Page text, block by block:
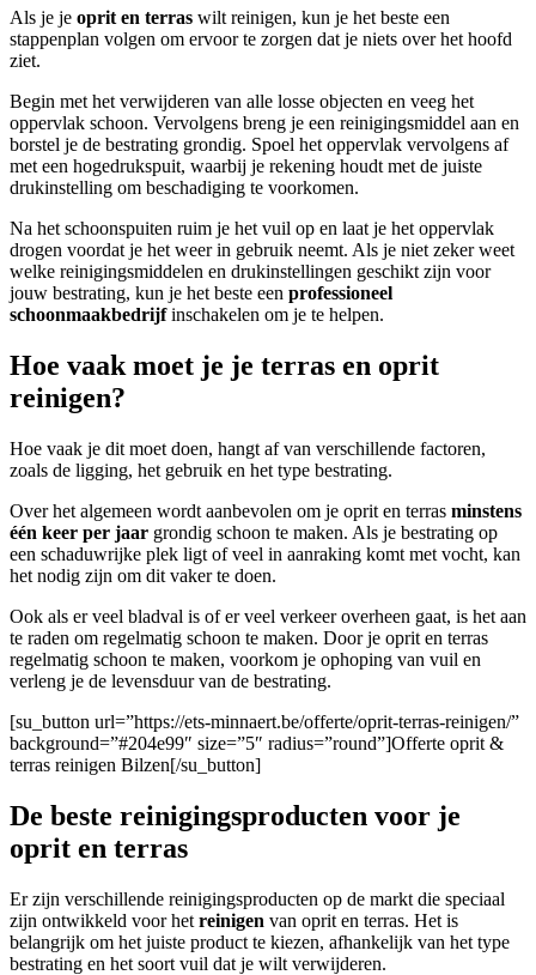
Als je je oprit en terras wilt reinigen, kun je het beste een
stappenplan volgen om ervoor te zorgen dat je niets over het hoofd
ziet.
Begin met het verwijderen van alle losse objecten en veeg het
oppervlak schoon. Vervolgens breng je een reinigingsmiddel aan en
borstel je de bestrating grondig. Spoel het oppervlak vervolgens af
met een hogedrukspuit, waarbij je rekening houdt met de juiste
drukinstelling om beschadiging te voorkomen.
Na het schoonspuiten ruim je het vuil op en laat je het oppervlak
drogen voordat je het weer in gebruik neemt. Als je niet zeker weet
welke reinigingsmiddelen en drukinstellingen geschikt zijn voor
jouw bestrating, kun je het beste een professioneel
schoonmaakbedrijfinschakelen om je te helpen.
Hoe vaak moet je je terras en oprit
reinigen?
Hoe vaak je dit moet doen, hangt af van verschillende factoren,
zoals de ligging, het gebruik en het type bestrating.
Over het algemeen wordt aanbevolen om je oprit en terras minstens
één keer per jaar grondig schoon te maken. Als je bestrating op
een schaduwrijke plek ligt of veel in aanraking komt met vocht, kan
het nodig zijn om dit vaker te doen.
Ook als er veel bladval is of er veel verkeer overheen gaat, is het aan
te raden om regelmatig schoon te maken. Door je oprit en terras
regelmatig schoon te maken, voorkom je ophoping van vuil en
verleng je de levensduur van de bestrating.
[su_button url=”https://ets-minnaert.be/offerte/oprit-terras-reinigen/”
background=”#204e99″ size=”5″ radius=”round”]Offerte oprit &
terras reinigen Bilzen[/su_button]
De beste reinigingsproducten voor je
oprit en terras
Er zijn verschillende reinigingsproducten op de markt die speciaal
zijn ontwikkeld voor het reinigen van oprit en terras. Het is
belangrijk om het juiste product te kiezen, afhankelijk van het type
bestrating en het soort vuil dat je wilt verwijderen.